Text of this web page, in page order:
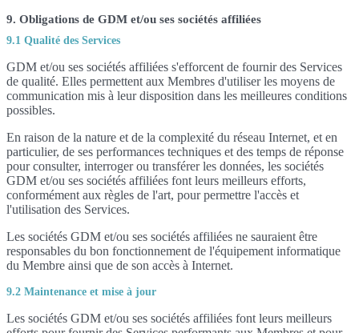
9. Obligations de GDM et/ou ses sociétés affiliées
9.1 Qualité des Services
GDM et/ou ses sociétés affiliées s'efforcent de fournir des Services
de qualité. Elles permettent aux Membres d'utiliser les moyens de
communication mis à leur disposition dans les meilleures conditions
possibles.
En raison de la nature et de la complexité du réseau Internet, et en
particulier, de ses performances techniques et des temps de réponse
pour consulter, interroger ou transférer les données, les sociétés
GDM et/ou ses sociétés affiliées font leurs meilleurs efforts,
conformément aux règles de l'art, pour permettre l'accès et
l'utilisation des Services.
Les sociétés GDM et/ou ses sociétés affiliées ne sauraient être
responsables du bon fonctionnement de l'équipement informatique
du Membre ainsi que de son accès à Internet.
9.2 Maintenance et mise à jour
Les sociétés GDM et/ou ses sociétés affiliées font leurs meilleurs